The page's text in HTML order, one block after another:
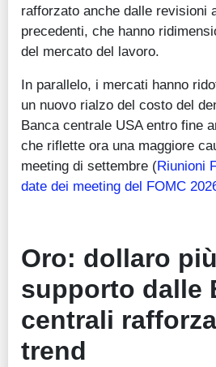
rafforzato anche dalle revisioni
precedenti, che hanno
del mercato del lavoro.
In parallelo, i mercati hanno
un nuovo rialzo del costo del
Banca centrale USA entro fine
che riflette ora una maggiore
meeting di settembre (Riunioni
date dei meeting del FOMC
Oro: dollaro
supporto dalle
centrali
trend